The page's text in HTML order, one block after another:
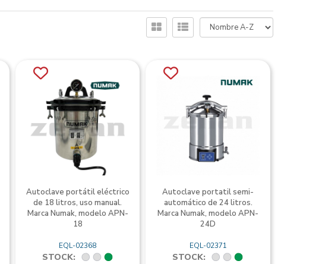
Autoclave portátil eléctrico
de 18 litros, uso manual.
Marca Numak, modelo APN-
18
EQL-02368
STOCK:
Autoclave portatil semi-
automático de 24 litros.
Marca Numak, modelo APN-
24D
EQL-02371
STOCK: